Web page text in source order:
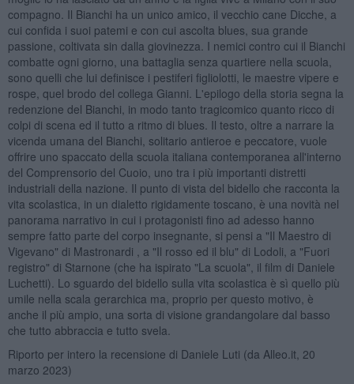
compagno. Il Bianchi ha un unico amico, il vecchio cane Dicche, a
cui confida i suoi patemi e con cui ascolta blues, sua grande
passione, coltivata sin dalla giovinezza. I nemici contro cui il Bianchi
combatte ogni giorno, una battaglia senza quartiere nella scuola,
sono quelli che lui definisce i pestiferi figliolotti, le maestre vipere e
rospe, quel brodo del collega Gianni. L'epilogo della storia segna la
redenzione del Bianchi, in modo tanto tragicomico quanto ricco di
colpi di scena ed il tutto a ritmo di blues. Il testo, oltre a narrare la
vicenda umana del Bianchi, solitario antieroe e peccatore, vuole
offrire uno spaccato della scuola italiana contemporanea all'interno
del Comprensorio del Cuoio, uno tra i più importanti distretti
industriali della nazione. Il punto di vista del bidello che racconta la
vita scolastica, in un dialetto rigidamente toscano, è una novità nel
panorama narrativo in cui i protagonisti fino ad adesso hanno
sempre fatto parte del corpo insegnante, si pensi a "Il Maestro di
Vigevano" di Mastronardi , a "Il rosso ed il blu" di Lodoli, a "Fuori
registro" di Starnone (che ha ispirato "La scuola", il film di Daniele
Luchetti). Lo sguardo del bidello sulla vita scolastica è sì quello più
umile nella scala gerarchica ma, proprio per questo motivo, è
anche il più ampio, una sorta di visione grandangolare dal basso
che tutto abbraccia e tutto svela.
Riporto per intero la recensione di Daniele Luti (da Alleo.it, 20
marzo 2023)